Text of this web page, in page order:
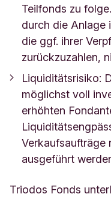
Teilfonds zu
durch die Anlage
die ggf. ihrer
zurückzuzahlen,
Liquiditätsrisiko:
möglichst voll
erhöhten
Verkaufsaufträge
ausgeführt
Triodos Fonds